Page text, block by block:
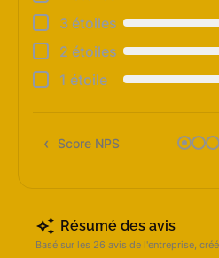
3 étoiles
2 étoiles
1 étoile
Score NPS
Résumé des avis
Basé sur les 26 avis de l'entreprise,